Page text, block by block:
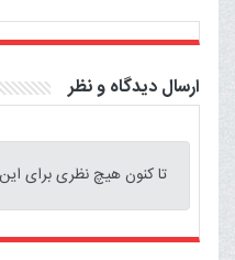
ارسال دیدگاه و نظر
تا کنون هیچ نظری برای